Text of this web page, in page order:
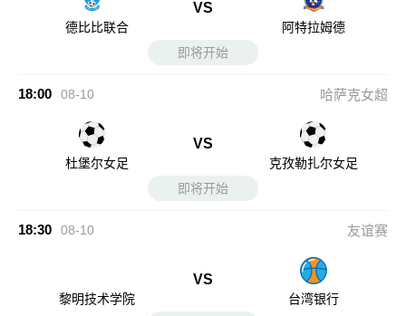
德比比联合
VS
阿特拉姆德
即将开始
18:00 08-10 哈萨克女超
杜堡尔女足
VS
克孜勒扎尔女足
即将开始
18:30 08-10 友谊赛
黎明技术学院
VS
台湾银行